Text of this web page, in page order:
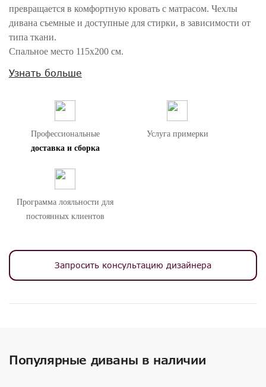
превращается в комфортную кровать с матрасом. Чехлы
дивана съемные и доступные для стирки, в зависимости от
типа ткани.
Спальное место 115х200 см.
фиксированном варианте.
Внимание! Цвета предметов на изображениях могут отличаться из-за
Узнать больше
Профессиональные
доставка и сборка
Услуга примерки
Программа лояльности для
постоянных клиентов
Запросить консультацию дизайнера
Популярные диваны в наличии